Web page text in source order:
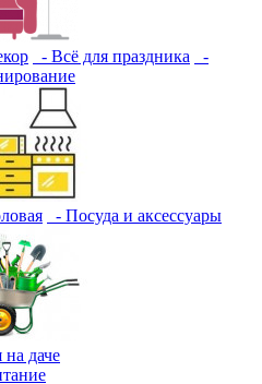
- Всё для праздника
-
- Посуда и аксессуары
даче